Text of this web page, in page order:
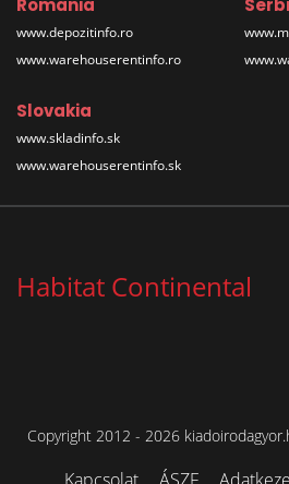
www.depozitinfo.ro
www.warehouserentinfo.ro
Slovakia
www.skladinfo.sk
www.warehouserentinfo.sk
Habitat Continental
Copyright 2012 - 2026